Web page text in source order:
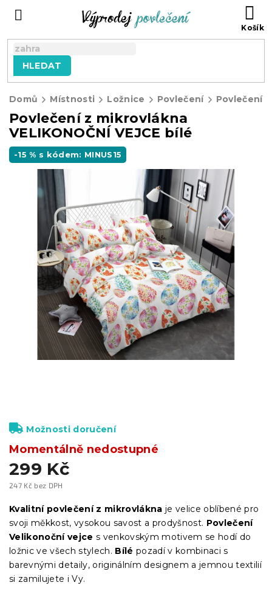
HLEDAT
Domů Místnosti Ložnice Povlečení Povlečení
Povlečení z mikrovlákna
VELIKONOČNÍ VEJCE bílé
-15 % s kódem: MINUS15
299 Kč
247 Kč bez DPH
cena:
Momentálně nedostupné
Možnosti doručení
Kvalitní povlečení z mikrovlákna je velice oblíbené pro
svoji měkkost, vysokou savost a prodyšnost. Povlečení
Velikonoční vejce s venkovským motivem se hodí do
ložnic ve všech stylech. Bílépozadí v kombinaci s
barevnými detaily, originálním designem a jemnou textilií
si zamilujete i Vy.